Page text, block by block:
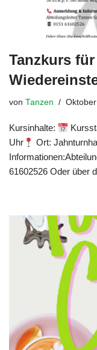
Tanzkurs
von Tanzen
Kursinhalte:
Uhr
Ort:
61602526 Oder über